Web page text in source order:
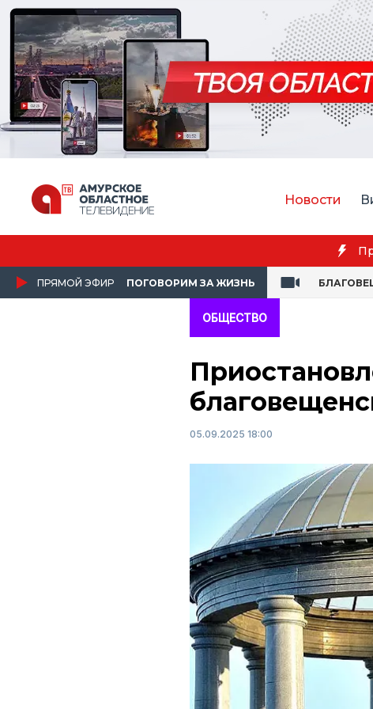
Новости
Преподаватель
ПРЯМОЙ ЭФИР ПОГОВОРИМ ЗА ЖИЗНЬ
ОБЩЕСТВО
05.09.2025 18:00